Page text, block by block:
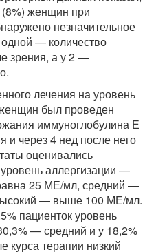
(8%) женщин при
незначительное
— количество
зрения, а у 2 —
лечения на уровень
был проведен
иммуноглобулина Е
и через 4 нед после него
оценивались
аллергизации —
25 МЕ/мл, средний —
— выше 100 МЕ/мл.
пациенток уровень
— средний и у 18,2%
курса терапии низкий